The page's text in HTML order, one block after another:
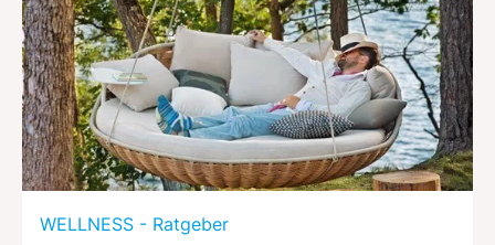
WELLNESS - Ratgeber